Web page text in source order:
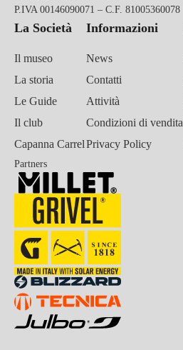
P.IVA 00146090071 – C.F. 81005360078
La Società
Il museo
La storia
Le Guide
Il club
Capanna Carrel
Informazioni
News
Contatti
Attività
Condizioni di vendita
Privacy Policy
Partners